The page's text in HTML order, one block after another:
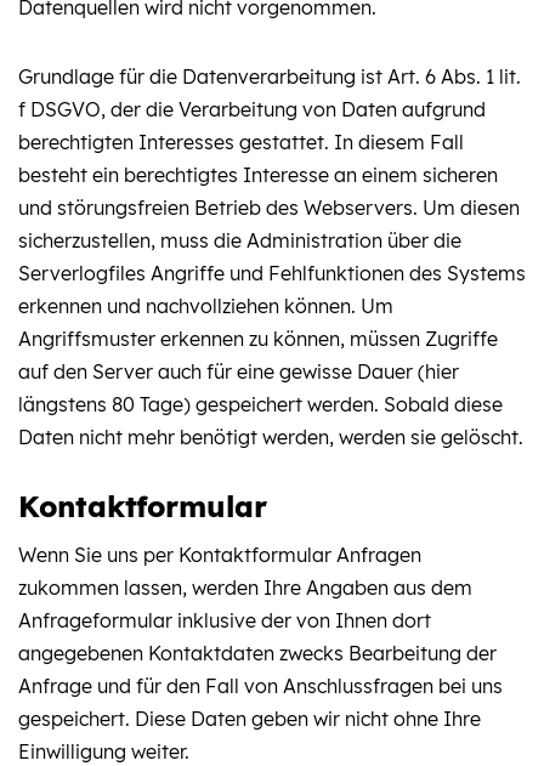
Datenquellen wird nicht vorgenommen.
Grundlage für die Datenverarbeitung ist Art. 6 Abs. 1 lit.
f DSGVO, der die Verarbeitung von Daten aufgrund
berechtigten Interesses gestattet. In diesem Fall
besteht ein berechtigtes Interesse an einem sicheren
und störungsfreien Betrieb des Webservers. Um diesen
sicherzustellen, muss die Administration über die
Serverlogfiles Angriffe und Fehlfunktionen des Systems
erkennen und nachvollziehen können. Um
Angriffsmuster erkennen zu können, müssen Zugriffe
auf den Server auch für eine gewisse Dauer (hier
längstens 80 Tage) gespeichert werden. Sobald diese
Daten nicht mehr benötigt werden, werden sie gelöscht.
Kontaktformular
Wenn Sie uns per Kontaktformular Anfragen
zukommen lassen, werden Ihre Angaben aus dem
Anfrageformular inklusive der von Ihnen dort
angegebenen Kontaktdaten zwecks Bearbeitung der
Anfrage und für den Fall von Anschlussfragen bei uns
gespeichert. Diese Daten geben wir nicht ohne Ihre
Einwilligung weiter.